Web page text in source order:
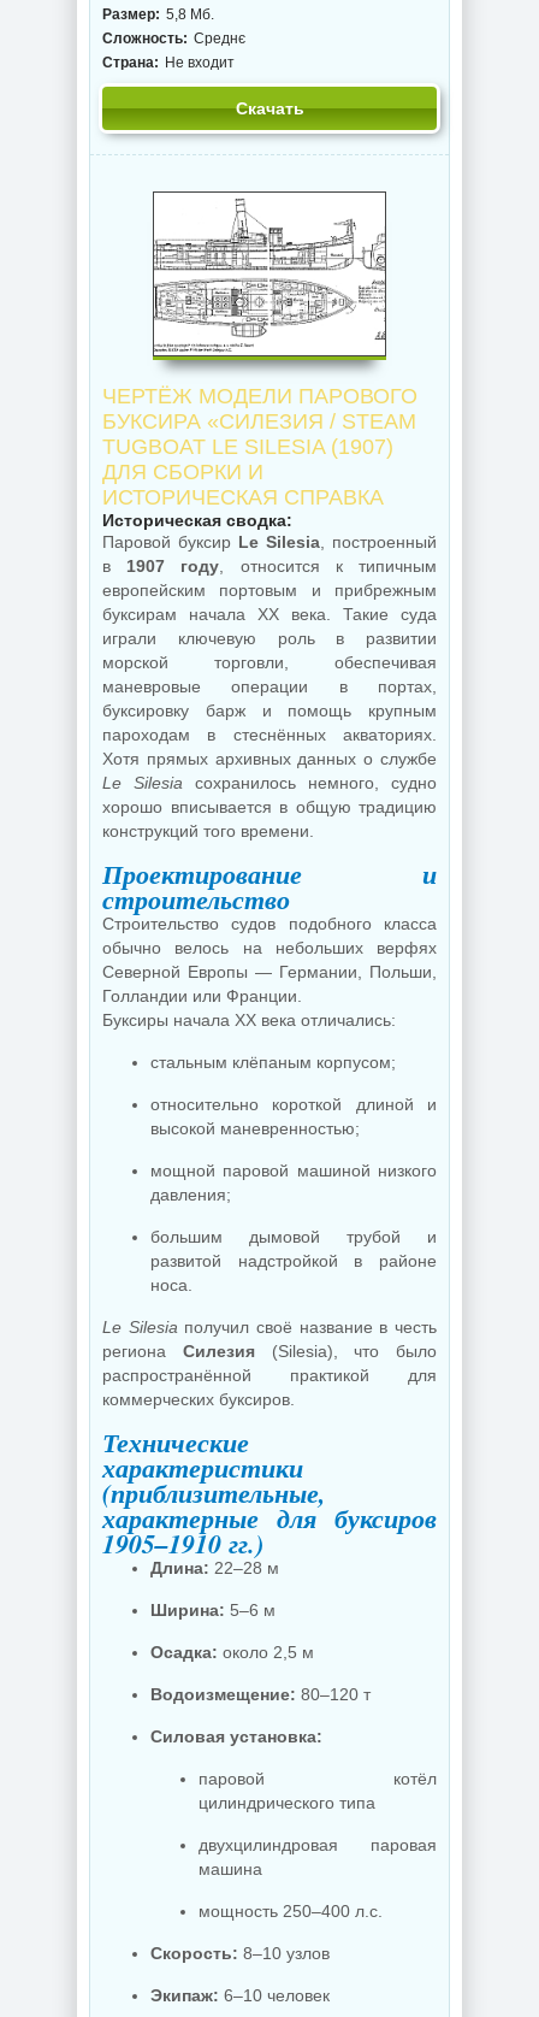
Размер: 5,8 Мб.
Сложность: Среднє
Страна: Не входит
Скачать
ЧЕРТЁЖ МОДЕЛИ ПАРОВОГО
БУКСИРА «СИЛЕЗИЯ / STEAM
TUGBOAT LE SILESIA (1907)
ДЛЯ СБОРКИ И
ИСТОРИЧЕСКАЯ СПРАВКА
Историческая сводка:
Паровой буксир Le Silesia , построенный
в 1907 году , относится к типичным
европейским портовым и прибрежным
буксирам начала XX века. Такие суда
играли ключевую роль в развитии
морской торговли, обеспечивая
маневровые операции в портах,
буксировку барж и помощь крупным
пароходам в стеснённых акваториях.
Хотя прямых архивных данных о службе
Le Silesia сохранилось немного, судно
хорошо вписывается в общую традицию
конструкций того времени.
Проектирование и
строительство
Строительство судов подобного класса
обычно велось на небольших верфях
Северной Европы — Германии, Польши,
Голландии или Франции.
Буксиры начала XX века отличались:
стальным клёпаным корпусом;
относительно короткой длиной и
высокой маневренностью;
мощной паровой машиной низкого
давления;
большим дымовой трубой и
развитой надстройкой в районе
носа.
Le Silesia получил своё название в честь
региона Силезия(Silesia), что было
распространённой практикой для
коммерческих буксиров.
Технические
характеристики
(приблизительные,
характерные для буксиров
1905–1910 гг.)
Длина: 22–28 м
Ширина: 5–6 м
Осадка: около 2,5 м
Водоизмещение: 80–120 т
Силовая установка:
паровой котёл
цилиндрического типа
двухцилиндровая паровая
машина
мощность 250–400 л.с.
Скорость: 8–10 узлов
Экипаж: 6–10 человек